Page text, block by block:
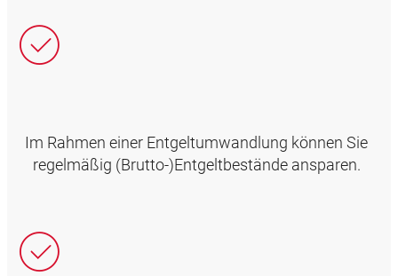
Im Rahmen einer Entgeltumwandlung können Sie
regelmäßig (Brutto-)Entgeltbestände ansparen.